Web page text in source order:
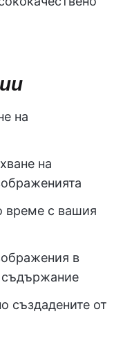
на
на
време с вашия
в
съдържание
създадените от